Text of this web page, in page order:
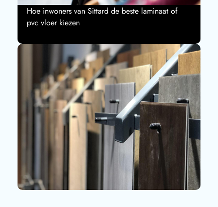
Hoe inwoners van Sittard de beste laminaat of
pvc vloer kiezen